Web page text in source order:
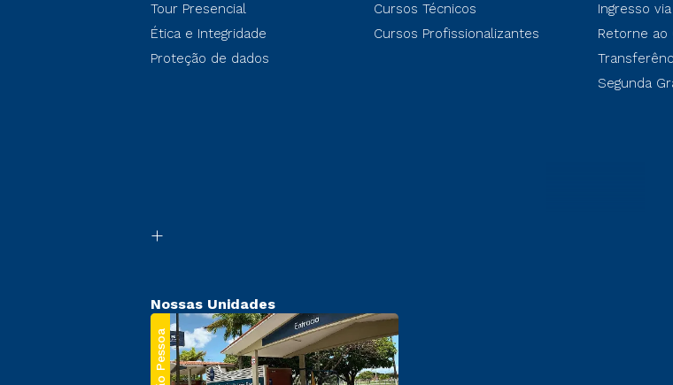
Tour Presencial
Ética e Integridade
Proteção de dados
Cursos Técnicos
Cursos Profissionalizantes
Ingresso
Retorne ao
Segunda
Nossas Unidades
João Pessoa